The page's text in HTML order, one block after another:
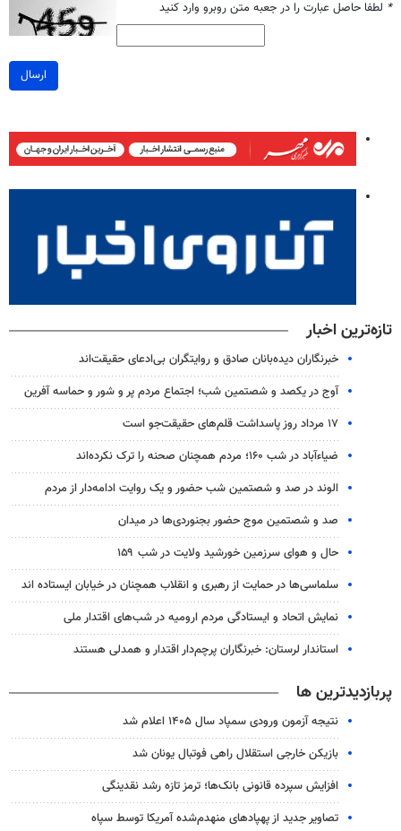
* لطفا حاصل عبارت را در جعبه متن روبرو وارد کنید
ارسال
تازه‌ترین اخبار
خبرنگاران دیده‌بانان صادق و روایتگران بی‌ادعای حقیقت‌اند
آوج در یکصد و شصتمین شب؛ اجتماع مردم پر و شور و حماسه آفرین
۱۷ مرداد روز پاسداشت قلم‌های حقیقت‌جو است
ضیاء‌آباد در شب ۱۶۰؛ مردم همچنان صحنه را ترک نکرده‌اند
الوند در صد و شصتمین شب حضور و یک روایت ادامه‌دار از مردم
صد و شصتمین موج حضور بجنوردی‌ها در میدان
حال و هوای سرزمین خورشید ولایت در شب ۱۵۹
سلماسی‌ها در حمایت از رهبری و انقلاب همچنان در خیابان ایستاده اند
نمایش اتحاد و ایستادگی مردم ارومیه در شب‌های اقتدار ملی
استاندار لرستان: خبرنگاران پرچم‌دار اقتدار و همدلی هستند
پربازدیدترین ها
نتیجه آزمون ورودی سمپاد سال ۱۴۰۵ اعلام شد
بازیکن خارجی استقلال راهی فوتبال یونان شد
افزایش سپرده قانونی بانک‌ها؛ ترمز تازه رشد نقدینگی
تصاویر جدید از پهپادهای منهدم‌شده آمریکا توسط سپاه